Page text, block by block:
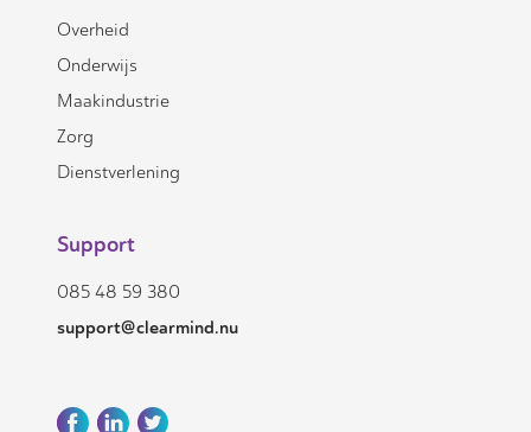
Overheid
Onderwijs
Maakindustrie
Zorg
Dienstverlening
Support
085 48 59 380
support@clearmind.nu